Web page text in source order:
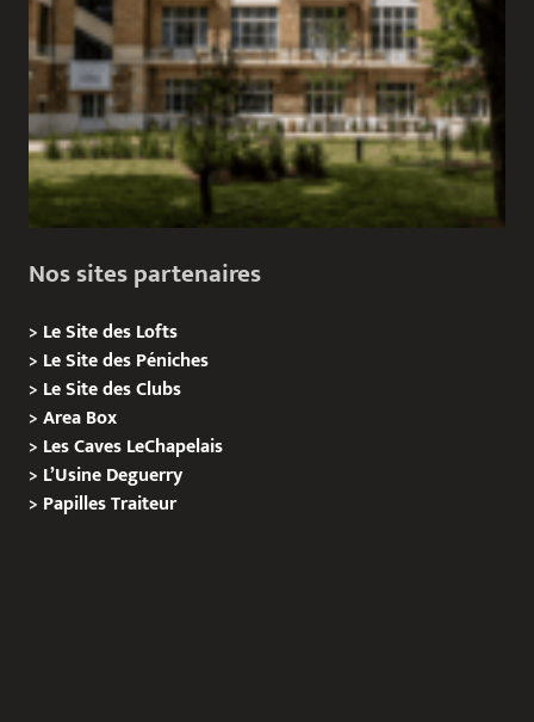
Nos sites partenaires
> Le Site des Lofts
> Le Site des Péniches
> Le Site des Clubs
>Area Box
> Les Caves LeChapelais
> L’Usine Deguerry
> PapillesTraiteur